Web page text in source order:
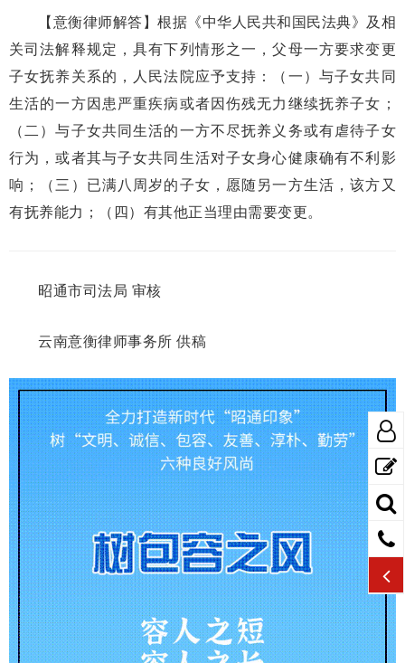
【意衡律师解答】根据《中华人民共和国民法典》及相
关司法解释规定，具有下列情形之一，父母一方要求变更
子女抚养关系的，人民法院应予支持：（一）与子女共同
生活的一方因患严重疾病或者因伤残无力继续抚养子女；
（二）与子女共同生活的一方不尽抚养义务或有虐待子女
行为，或者其与子女共同生活对子女身心健康确有不利影
响；（三）已满八周岁的子女，愿随另一方生活，该方又
有抚养能力；（四）有其他正当理由需要变更。
昭通市司法局 审核
云南意衡律师事务所 供稿